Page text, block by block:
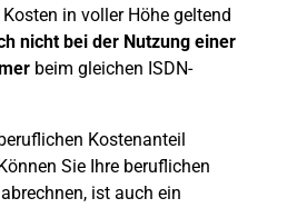
in voller Höhe geltend
nicht bei der Nutzung einer
beim gleichen ISDN-
Kostenanteil
Sie Ihre beruflichen
ist auch ein